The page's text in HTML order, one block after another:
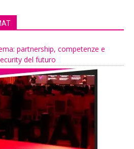
partnership, competenze e
del futuro